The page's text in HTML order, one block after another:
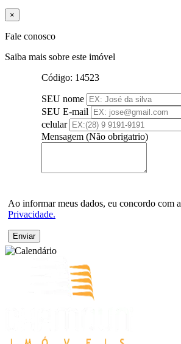
×
Fale conosco
Saiba mais sobre este imóvel
Código: 14523
SEU nome
SEU E-mail
celular
Mensagem (Não obrigatrio)
Ao informar meus dados, eu concordo com a
Privacidade.
Enviar